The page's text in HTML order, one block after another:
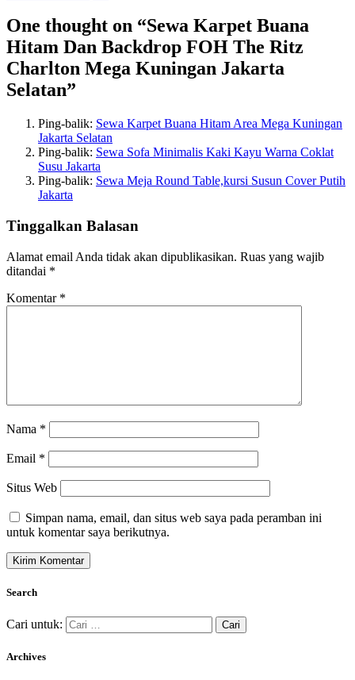
One thought on “Sewa Karpet Buana
Hitam Dan Backdrop FOH The Ritz
Charlton Mega Kuningan Jakarta
Selatan”
Ping-balik: Sewa Karpet Buana Hitam Area Mega Kuningan
Jakarta Selatan
Ping-balik: Sewa Sofa Minimalis Kaki Kayu Warna Coklat
Susu Jakarta
Ping-balik: Sewa Meja Round Table,kursi Susun Cover Putih
Jakarta
Tinggalkan Balasan
Alamat email Anda tidak akan dipublikasikan. Ruas yang wajib
ditandai *
Komentar *
Nama *
Email *
Situs Web
Simpan nama, email, dan situs web saya pada peramban ini
untuk komentar saya berikutnya.
Search
Cari untuk:
Archives